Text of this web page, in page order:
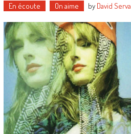
En écoute On aime by David